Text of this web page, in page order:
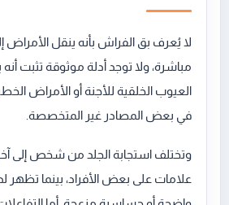
لا يُعرف بق الفراش بأنه ينقل الأمراض
مباشرة، ولا توجد أدلة موثوقة تثبت
العيوب الخلقية للأجنة أو الأمراض
في بعض المصادر غير المتخصصة.
وتختلف استجابة الجلد من شخص إلى
علامات على بعض الأفراد، بينما تظهر